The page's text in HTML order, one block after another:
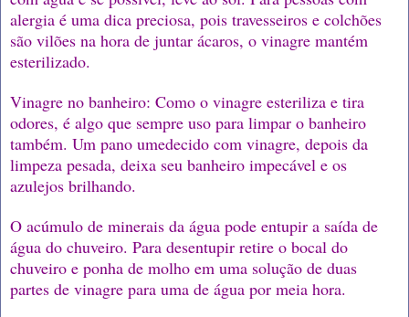
alergia é uma dica preciosa, pois travesseiros e colchões
são vilões na hora de juntar ácaros, o vinagre mantém
esterilizado.
Vinagre no banheiro: Como o vinagre esteriliza e tira
odores, é algo que sempre uso para limpar o banheiro
também. Um pano umedecido com vinagre, depois da
limpeza pesada, deixa seu banheiro impecável e os
azulejos brilhando.
O acúmulo de minerais da água pode entupir a saída de
água do chuveiro. Para desentupir retire o bocal do
chuveiro e ponha de molho em uma solução de duas
partes de vinagre para uma de água por meia hora.